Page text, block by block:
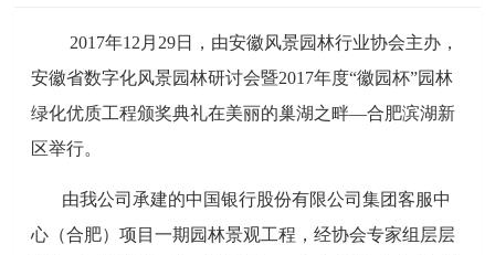
2017年12月29日，由安徽风景园林行业协会主办，
安徽省数字化风景园林研讨会暨2017年度“徽园杯”园林
绿化优质工程颁奖典礼在美丽的巢湖之畔—合肥滨湖新
区举行。
由我公司承建的中国银行股份有限公司集团客服中
心（合肥）项目一期园林景观工程，经协会专家组层层